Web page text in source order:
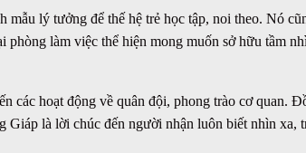
mẫu lý tưởng để thế hệ trẻ học tập, noi theo. Nó
làm việc thể hiện mong muốn sở hữu tầm
các hoạt động về quân đội, phong trào cơ quan.
Giáp là lời chúc đến người nhận luôn biết nhìn xa,